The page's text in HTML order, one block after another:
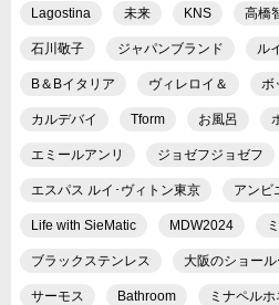
Lagostina 未来 KNS 高橋
石川敬子 ジャパンブランド ル
B＆Bイタリア ヴィレロイ＆ ボ
カルデバイ Tform お風呂
エミールアンリ ジョゼフジョゼフ
エスパス ルイ･ヴィトン東京 アンビ
Life with SieMatic MDW2024
ブラックステンレス 大阪のショール
サーモス Bathroom ミナペルホ